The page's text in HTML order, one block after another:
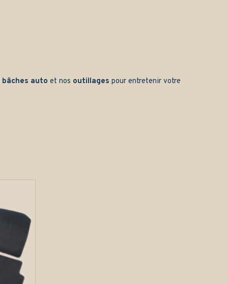
bâches auto et nos outillages pour entretenir votre